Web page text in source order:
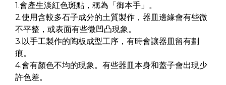
1.會產生淡紅色斑點，稱為「御本手」。
2.使用含較多石子成分的土質製作，器皿邊緣會有些微
不平整，或表面有些微凹凸現象。
3.以手工製作的陶板成型工序，有時會讓器皿留有劃
痕。
4.會有顏色不均的現象。有些器皿本身和蓋子會出現少
許色差。